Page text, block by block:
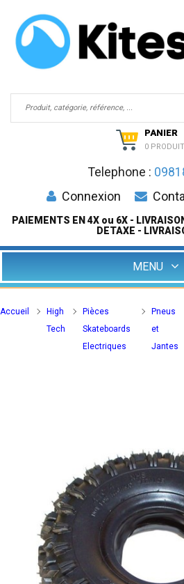
PANIER
0 PRODUIT
Telephone :
Connexion
PAIEMENTS EN 4X ou 6X -
DETAXE -
MENU
Accueil
High
Tech
Pièces
Skateboards
Electriques
Pneus
et
Jantes